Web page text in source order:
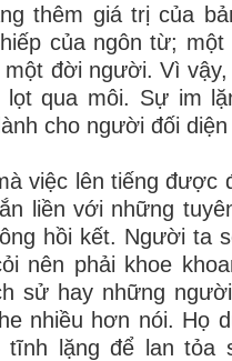
thêm giá trị của
của ngôn từ;
đời người. Vì
qua môi. Sự im
cho người đối
việc lên tiếng được
liền với những
hồi kết. Người ta
nên phải khoe
sử hay những
nhiều hơn nói. Họ
lặng để lan tỏa